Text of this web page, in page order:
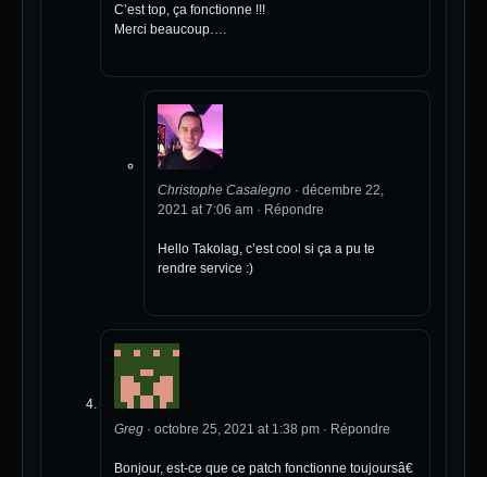
C’est top, ça fonctionne !!!
Merci beaucoup….
Christophe Casalegno · décembre 22,
2021 at 7:06 am · Répondre
Hello Takolag, c’est cool si ça a pu te
rendre service :)
Greg · octobre 25, 2021 at 1:38 pm · Répondre
Bonjour, est-ce que ce patch fonctionne toujoursâ€